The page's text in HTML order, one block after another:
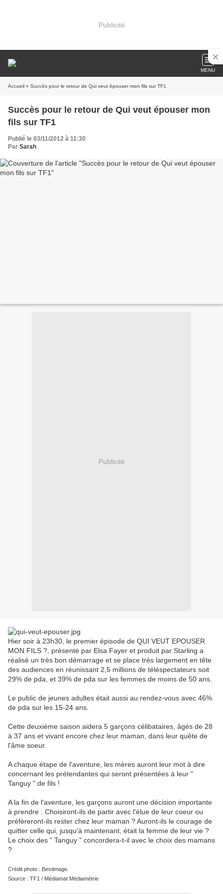
Publicité
MENU
Accueil » Succès pour le retour de Qui veut épouser mon fils sur TF1
Succès pour le retour de Qui veut épouser mon
fils sur TF1
Publié le 03/11/2012 à 11:30
Par Sarah
Publicité
Hier soir à 23h30, le premier épisode de QUI VEUT EPOUSER
MON FILS ?, présenté par Elsa Fayer et produit par Starling a
réalisé un très bon démarrage et se place très largement en tête
des audiences en réunissant 2,5 millions de téléspectateurs soit
29% de pda, et 39% de pda sur les femmes de moins de 50 ans.
Le public de jeunes adultes était aussi au rendez-vous avec 46%
de pda sur les 15-24 ans.
Cette deuxième saison aidera 5 garçons célibataires, âgés de 28
à 37 ans et vivant encore chez leur maman, dans leur quête de
l'âme soeur.
A chaque étape de l'aventure, les mères auront leur mot à dire
concernant les prétendantes qui seront présentées à leur "
Tanguy " de fils !
A la fin de l'aventure, les garçons auront une décision importante
à prendre : Choisiront-ils de partir avec l'élue de leur coeur ou
préfèreront-ils rester chez leur maman ? Auront-ils le courage de
quitter celle qui, jusqu'à maintenant, était la femme de leur vie ?
Le choix des " Tanguy " concordera-t-il avec le choix des mamans
?
Crédit photo : Bestimage.
Source : TF1 / Médiamat Médiamétrie